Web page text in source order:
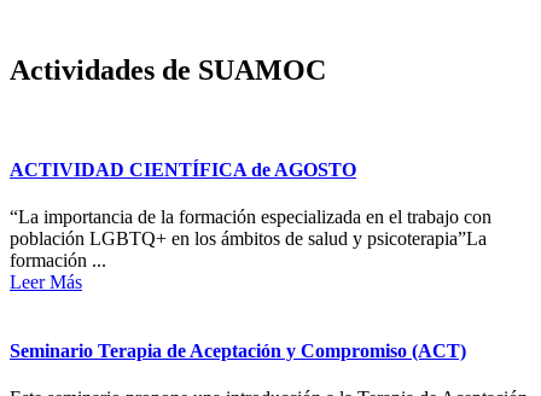
Actividades de SUAMOC
ACTIVIDAD CIENTÍFICA de AGOSTO
“La importancia de la formación especializada en el trabajo con
población LGBTQ+ en los ámbitos de salud y psicoterapia”La
formación ...
Leer Más
Seminario Terapia de Aceptación y Compromiso (ACT)